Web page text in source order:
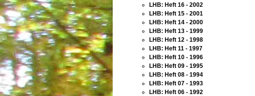
LHB: Heft 16 - 2002
LHB: Heft 15 - 2001
LHB: Heft 14 - 2000
LHB: Heft 13 - 1999
LHB: Heft 12 - 1998
LHB: Heft 11 - 1997
LHB: Heft 10 - 1996
LHB: Heft 09 - 1995
LHB: Heft 08 - 1994
LHB: Heft 07 - 1993
LHB: Heft 06 - 1992